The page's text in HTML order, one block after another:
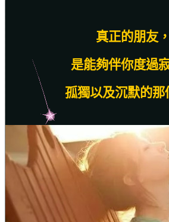
真正的朋友，
是能夠伴你度過
孤獨以及沉默的那